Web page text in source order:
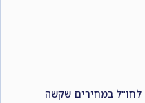
לחו"ל במחירים שקשה